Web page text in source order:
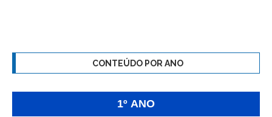
CONTEÚDO POR ANO
1º ANO